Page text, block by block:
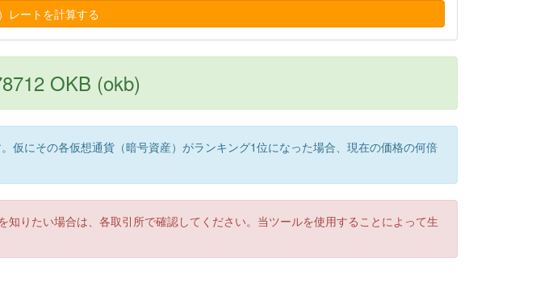
OKB (okb)
仮にその各仮想通貨（暗号資産）がランキング1位になった場合、現在の価格の何倍
りたい場合は、各取引所で確認してください。当ツールを使用することによって生